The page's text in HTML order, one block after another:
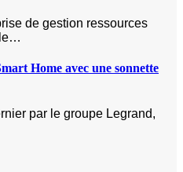
de gestion ressources
le…
Home avec une sonnette
par le groupe Legrand,